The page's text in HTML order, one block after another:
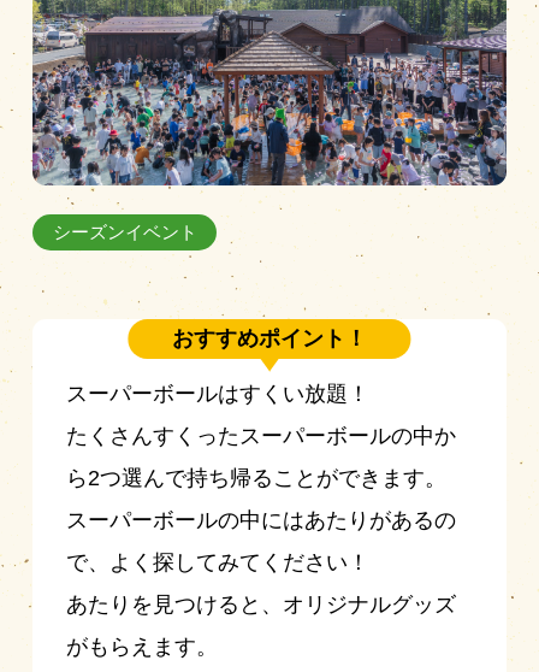
営業時間 お知らせ
シーズンイベント
おすすめポイント！
スーパーボールはすくい放題！
たくさんすくったスーパーボールの中か
ら2つ選んで持ち帰ることができます。
スーパーボールの中にはあたりがあるの
で、よく探してみてください！
あたりを見つけると、オリジナルグッズ
がもらえます。